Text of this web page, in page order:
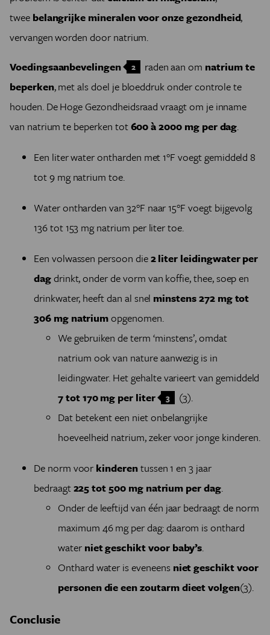
twee belangrijke mineralen voor onze gezondheid,
vervangen worden door natrium.
Voedingsaanbevelingen
2 raden aan om natrium te
beperken, met als doel je bloeddruk onder controle te
houden. De Hoge Gezondheidsraad vraagt om je inname
van natrium te beperken tot600 à 2000 mg per dag.
Een liter water ontharden met 1°F voegt gemiddeld 8
tot 9 mg natrium toe.
Water ontharden van 32°F naar 15°F voegt bijgevolg
136 tot 153 mg natrium per liter toe.
Een volwassen persoon die2 liter leidingwater per
dagdrinkt, onder de vorm van koffie, thee, soep en
drinkwater, heeft dan al snel minstens 272 mg tot
306 mg natriumopgenomen.
We gebruiken de term ‘minstens’, omdat
natrium ook van nature aanwezig is in
leidingwater. Het gehalte varieert van gemiddeld
7 tot 170 mg per liter
3
(3).
Dat betekent een niet onbelangrijke
hoeveelheid natrium, zeker voor jonge kinderen.
De norm voor kinderentussen 1 en 3 jaar
bedraagt225 tot 500 mg natrium per dag.
Onder de leeftijd van één jaar bedraagt de norm
maximum 46 mg per dag: daarom is onthard
water niet geschikt voor baby’s.
Onthard water is eveneens niet geschikt voor
personen die een zoutarm dieet volgen(3).
Conclusie